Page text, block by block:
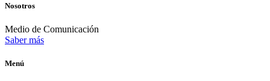
Nosotros
Medio de Comunicación
Saber más
Menú